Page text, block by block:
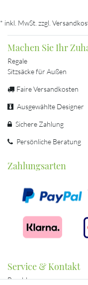
* inkl. MwSt. zzgl.
Machen Sie Ihr
Regale
Sitzsäcke für Außen
Faire Versandkosten
Ausgewählte Designer
Sichere Zahlung
Persönliche Beratung
Zahlungsarten
Service & Kontakt
Bezahlung